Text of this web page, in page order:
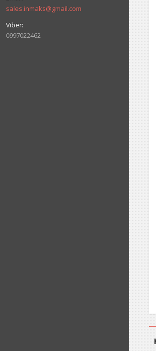
sales.inmaks@gmail.com
0997022462